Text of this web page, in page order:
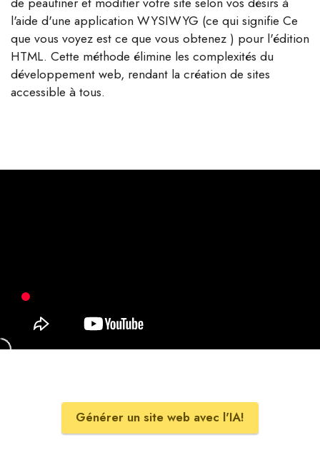
l'aide d'une application WYSIWYG (ce qui signifie Ce
que vous voyez est ce que vous obtenez ) pour l'édition
HTML. Cette méthode élimine les complexités du
développement web, rendant la création de sites
accessible à tous.
Générer un site web avec l'IA!